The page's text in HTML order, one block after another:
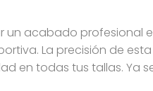
acabado profesional
La precisión de
en todas tus tallas. Ya